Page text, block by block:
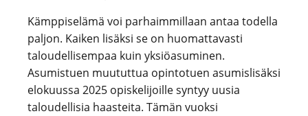
Kämppiselämä voi parhaimmillaan antaa todella
paljon. Kaiken lisäksi se on huomattavasti
taloudellisempaa kuin yksiöasuminen.
Asumistuen muututtua opintotuen asumislisäksi
elokuussa 2025 opiskelijoille syntyy uusia
taloudellisia haasteita. Tämän vuoksi